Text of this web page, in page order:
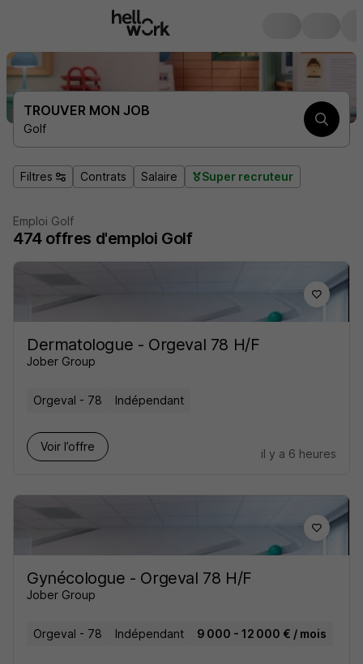
TROUVER MON JOB
Golf
Filtres Contrats Salaire Super recruteur
Emploi Golf
474 offres d'emploi Golf
Dermatologue - Orgeval 78 H/F
Jober Group
Orgeval - 78 Indépendant
Voir l’offre
il y a 6 heures
Gynécologue - Orgeval 78 H/F
Jober Group
Orgeval - 78 Indépendant 9 000 - 12 000 € / mois